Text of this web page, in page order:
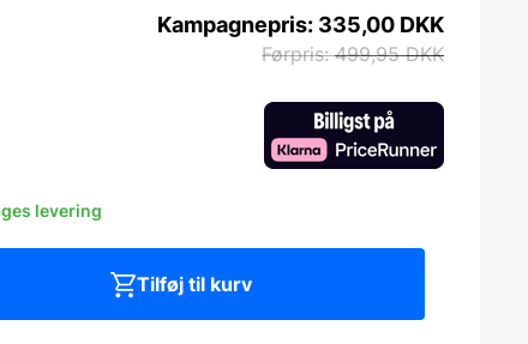
499,95DKK
335,00 DKK
levering
Tilføj til kurv